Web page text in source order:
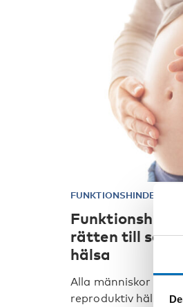
FUNKTIONSHINDER
rätten till
hälsa
Alla människor har
reproduktiv hälsa. I